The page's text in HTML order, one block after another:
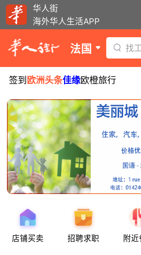
华人街
海外华人生活APP
法国 找
签到 欧洲头条佳缘欧橙旅行
店铺买卖 招聘求职 附
8月5日要闻：易捷
数字度假支票使用受
骗局！
无栏杆收费站逃费将
多款避孕套因安全缺